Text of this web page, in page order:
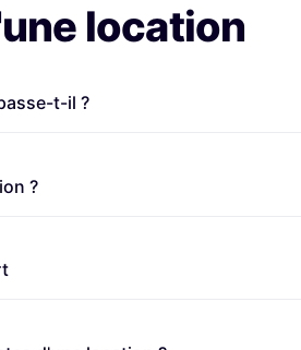
location
t-il ?
?